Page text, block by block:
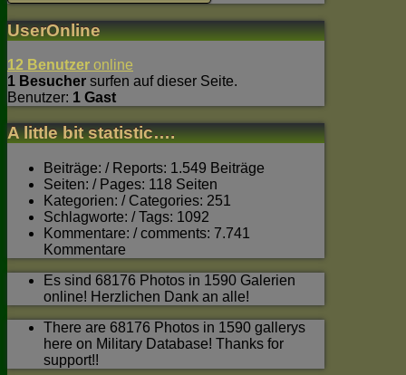
UserOnline
12 Benutzer online
1 Besucher surfen auf dieser Seite.
Benutzer: 1 Gast
A little bit statistic….
Beiträge: / Reports: 1.549 Beiträge
Seiten: / Pages: 118 Seiten
Kategorien: / Categories: 251
Schlagworte: / Tags: 1092
Kommentare: / comments: 7.741
Kommentare
Es sind 68176 Photos in 1590 Galerien
online! Herzlichen Dank an alle!
There are 68176 Photos in 1590 gallerys
here on Military Database! Thanks for
support!!